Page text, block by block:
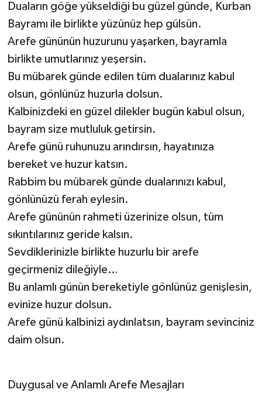
Duaların göğe yükseldiği bu güzel günde, Kurban
Bayramı ile birlikte yüzünüz hep gülsün.
Arefe gününün huzurunu yaşarken, bayramla
birlikte umutlarınız yeşersin.
Bu mübarek günde edilen tüm dualarınız kabul
olsun, gönlünüz huzurla dolsun.
Kalbinizdeki en güzel dilekler bugün kabul olsun,
bayram size mutluluk getirsin.
Arefe günü ruhunuzu arındırsın, hayatınıza
bereket ve huzur katsın.
Rabbim bu mübarek günde dualarınızı kabul,
gönlünüzü ferah eylesin.
Arefe gününün rahmeti üzerinize olsun, tüm
sıkıntılarınız geride kalsın.
Sevdiklerinizle birlikte huzurlu bir arefe
geçirmeniz dileğiyle…
Bu anlamlı günün bereketiyle gönlünüz genişlesin,
evinize huzur dolsun.
Arefe günü kalbinizi aydınlatsın, bayram sevinciniz
daim olsun.
Duygusal ve Anlamlı Arefe Mesajları